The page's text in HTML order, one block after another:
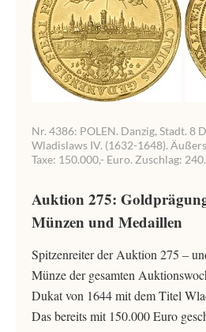
Nr. 4386: POLEN. Danzig, Stadt. 8
Wladislaws IV. (1632-1648).
Taxe: 150.000,- Euro. Zuschlag:
Auktion 275:
Münzen und Medaillen
Spitzenreiter der Auktion 275 –
Münze der gesamten
Dukat von 1644 mit dem Titel
Das bereits mit 150.000 Euro